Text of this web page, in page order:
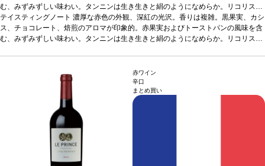
む、みずみずしい味わい。タンニンは生き生きと絹のようになめらか。リコリスが
香ります。後味には素晴らしい余韻が残ります。
葡萄品種 68% カベルネ・ソーヴィニヨン、32% メルロー
テイスティングノート 濃厚な赤色の外観、深紅の光沢。香りは複雑。黒果実、カシ
ス、チョコレート、焙煎のアロマが印象的。赤果実およびトーストパンの風味を含
む、みずみずしい味わい。タンニンは生き生きと絹のようになめらか。リコリスが
赤ワイン
辛口
まとめ買い